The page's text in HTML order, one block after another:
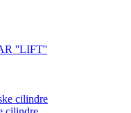
''LIFT''
cilindre